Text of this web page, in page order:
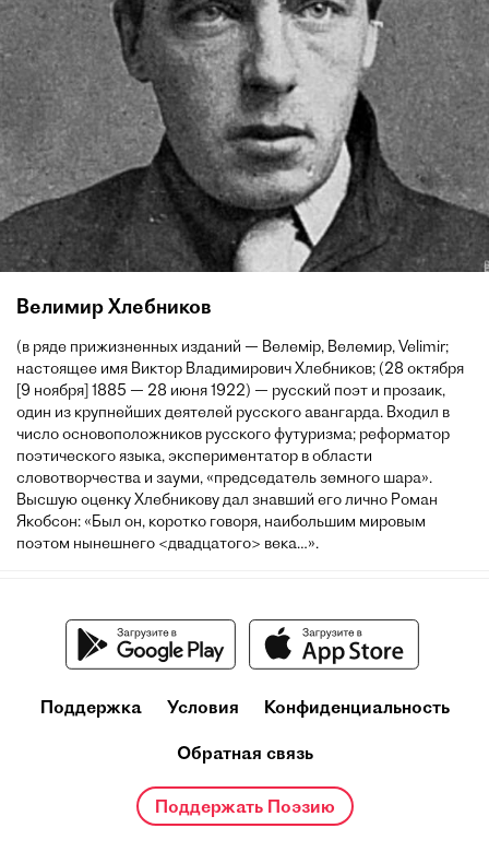
Велимир Хлебников
(в ряде прижизненных изданий — Велемір, Велемир, Velimir;
настоящее имя Виктор Владимирович Хлебников; (28 октября
[9 ноября] 1885 — 28 июня 1922) — русский поэт и прозаик,
один из крупнейших деятелей русского авангарда. Входил в
число основоположников русского футуризма; реформатор
поэтического языка, экспериментатор в области
словотворчества и зауми, «председатель земного шара».
Высшую оценку Хлебникову дал знавший его лично Роман
Якобсон: «Был он, коротко говоря, наибольшим мировым
поэтом нынешнего <двадцатого> века…».
Поддержка Условия Конфиденциальность
Обратная связь
Поддержать Поэзию